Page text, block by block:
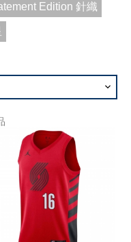
Edition 針織